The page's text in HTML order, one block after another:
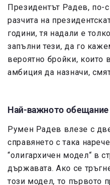
Президентът Радев, по-
разчита на
години, тя надали е
запълни тези, да го
вероятно бройки, които
амбиция да назначи,
Най-важното обещание
Румен Радев влезе с
справянето с така
“олигархичен модел“ в
държавата. Ако се
този модел, то първото